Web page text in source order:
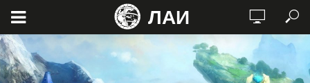
ЛАИ